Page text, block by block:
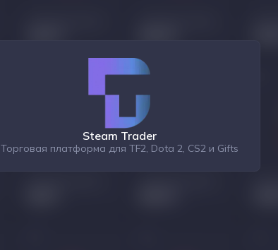
Steam Trader
Торговая платформа для TF2, Dota 2, CS2 и Gifts